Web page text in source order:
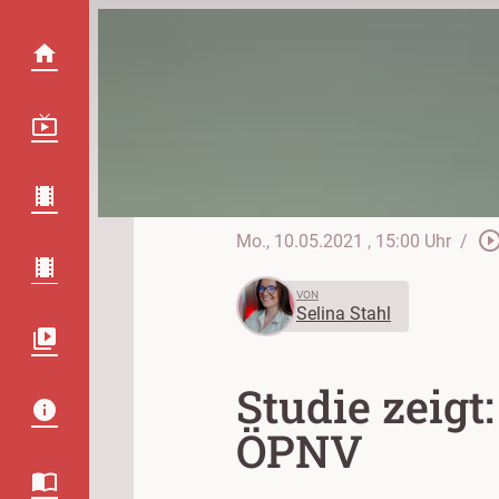
Mo., 10.05.2021 , 15:00 Uhr /
VON
Selina Stahl
Studie
ÖPNV